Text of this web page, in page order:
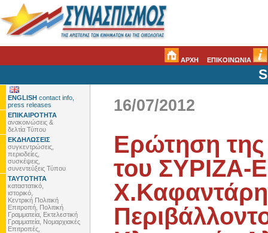
ΑΡΧΗ ΕΠΙΚΟΙΝΩΝΙΑ
ENGLISH contact info,
press releases
ΕΠΙΚΑΙΡΟΤΗΤΑ
ανακοινώσεις &
δελτία Τύπου
ΕΚΔΗΛΩΣΕΙΣ
συγκεντρώσεις,
περιοδείες,
συσκέψεις,
συνεντεύξεις Τύπου
ΤΑΥΤΟΤΗΤΑ
καταστατικό,
ιστορικό,
Κεντρική Πολιτική
Επιτροπή, Πολιτική
Γραμματεία, Εκτελεστική
Γραμματεία, Νομαρχιακές
Επιτροπές,
16/07/2012
Ερώτηση της
του ΣΥΡΙΖΑ-